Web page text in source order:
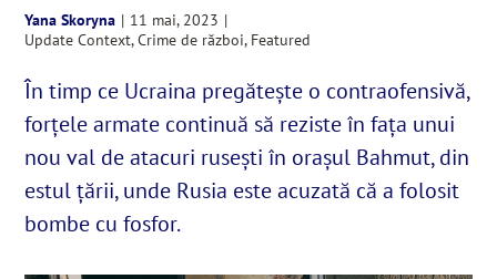
Explicative
Seriale
Video
Yana Skoryna | 11 mai, 2023 |
Update Context,Crime de război, Featured
În timp ce Ucraina pregătește o contraofensivă,
forțele armate continuă să reziste în fața unui
nou val de atacuri rusești în orașul Bahmut, din
estul țării, unde Rusia este acuzată că a folosit
bombe cu fosfor.